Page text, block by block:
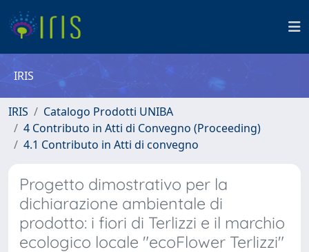
IRIS
IRIS
Catalogo Prodotti UNIBA
4 Contributo in Atti di Convegno (Proceeding)
4.1 Contributo in Atti di convegno
Progetto dimostrativo per la
dichiarazione ambientale di
prodotto: i fiori di Terlizzi e il marchio
ecologico locale "ecoFlower Terlizzi"